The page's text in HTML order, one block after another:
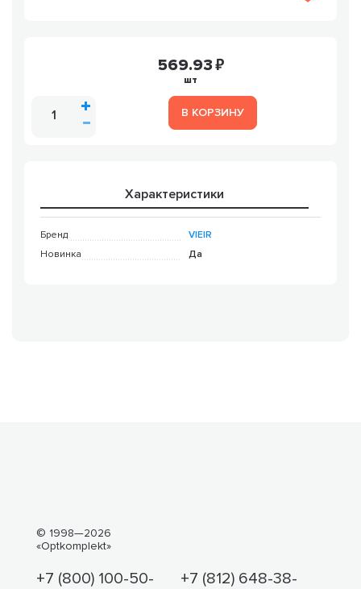
569.93
шт
В КОРЗИНУ
Характеристики
Бренд
VIEIR
Новинка
Да
© 1998—2026
«Optkomplekt»
+7 (800) 100-50-
+7 (812) 648-38-